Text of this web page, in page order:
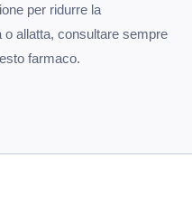
per ridurre la
allatta, consultare sempre
farmaco.